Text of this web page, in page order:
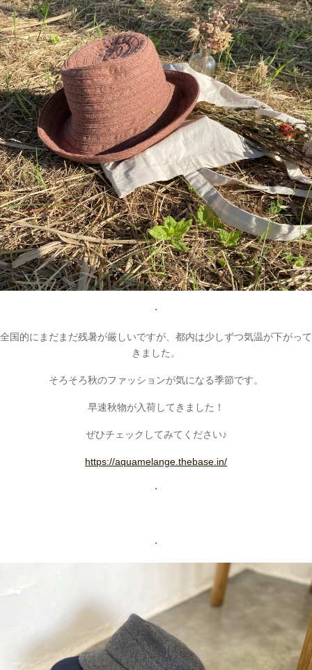
・
全国的にまだまだ残暑が厳しいですが、都内は少しずつ気温が下がって
きました。
そろそろ秋のファッションが気になる季節です。
早速秋物が入荷してきました！
ぜひチェックしてみてください♪
https://aquamelange.thebase.in/
・
・